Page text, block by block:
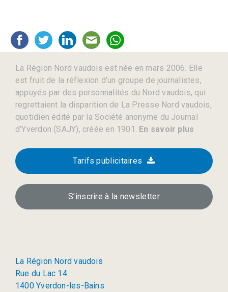
La Région Nord vaudois est née en mars 2006. Elle
est fruit de la réflexion d’un groupe de journalistes,
appuyés par des personnalités du Nord vaudois, qui
regrettaient la disparition de La Presse Nord vaudois,
quotidien édité par la Société anonyme du Journal
d’Yverdon (SAJY), créée en 1901. En savoir plus
Tarifs publicitaires
S’inscrire à la newsletter
La Région Nord vaudois
Rue du Lac 14
1400 Yverdon-les-Bains